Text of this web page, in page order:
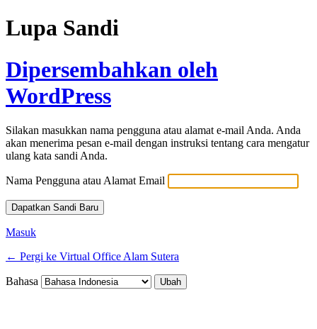
Lupa Sandi
Dipersembahkan oleh
WordPress
Silakan masukkan nama pengguna atau alamat e-mail Anda. Anda
akan menerima pesan e-mail dengan instruksi tentang cara mengatur
ulang kata sandi Anda.
Nama Pengguna atau Alamat Email
Masuk
← Pergi ke Virtual Office Alam Sutera
Bahasa